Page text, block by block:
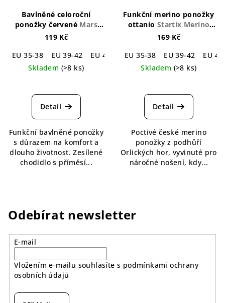
Bavlněné celoroční
ponožky červené Mars
Cotton Socks Red
119 Kč
EU 35-38
EU 39-42
EU 43-46
Skladem (>8 ks)
hodnocení
produktu
z
5
hvězdiček.
Detail
Funkční bavlněné ponožky
s důrazem na komfort a
dlouho životnost. Zesílené
chodidlo s příměsí...
Funkční merino ponožky
ottanio Startix Merino
Socks Ottanio
169 Kč
EU 35-38
EU 39-42
EU
Skladem (>8 ks)
hodnocení
produktu
z
5
hvězdiček.
Detail
Poctivé české merino
ponožky z podhůří
Orlických hor, vyvinuté pro
náročné nošení, kdy...
Odebírat newsletter
E-mail
Vložením e-mailu souhlasíte s podmínkami ochrany
osobních údajů